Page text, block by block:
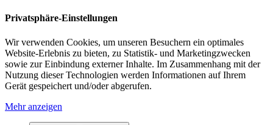
Privatsphäre-Einstellungen
Wir verwenden Cookies, um unseren Besuchern ein optimales
Website-Erlebnis zu bieten, zu Statistik- und Marketingzwecken
sowie zur Einbindung externer Inhalte. Im Zusammenhang mit der
Nutzung dieser Technologien werden Informationen auf Ihrem
Gerät gespeichert und/oder abgerufen.
Mehr anzeigen